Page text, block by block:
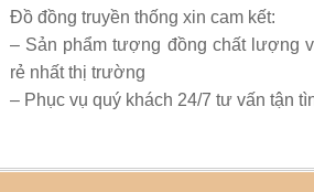
Đồ đồng truyền thống xin cam kết:
– Sản phẩm tượng đồng chất lượng
rẻ nhất thị trường
– Phục vụ quý khách 24/7 tư vấn tận